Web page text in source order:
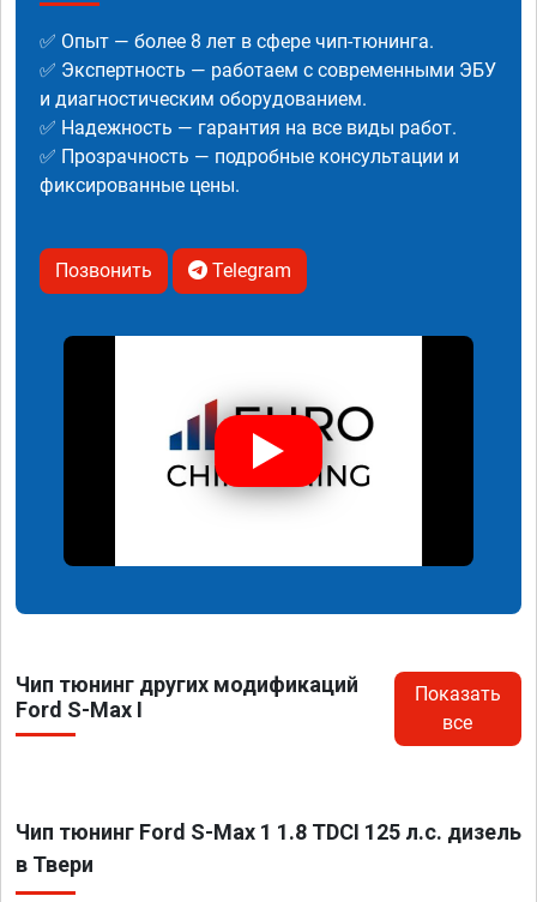
✅ Опыт — более 8 лет в сфере чип-тюнинга.
✅ Экспертность — работаем с современными ЭБУ
и диагностическим оборудованием.
✅ Надежность — гарантия на все виды работ.
✅ Прозрачность — подробные консультации и
фиксированные цены.
Позвонить Telegram
Чип тюнинг других модификаций
Ford S-Max I
Показать
все
Чип тюнинг Ford S-Max 1 1.8 TDCI 125 л.с. дизель
в Твери